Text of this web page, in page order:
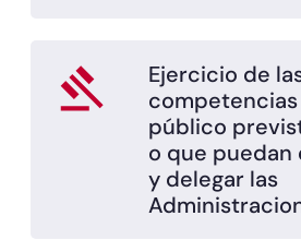
Ejercicio de
público
o que puedan
y delegar las